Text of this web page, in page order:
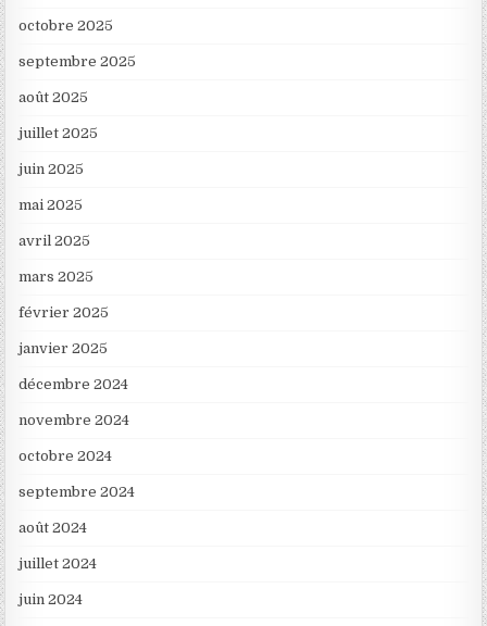
octobre 2025
septembre 2025
août 2025
juillet 2025
juin 2025
mai 2025
avril 2025
mars 2025
février 2025
janvier 2025
décembre 2024
novembre 2024
octobre 2024
septembre 2024
août 2024
juillet 2024
juin 2024